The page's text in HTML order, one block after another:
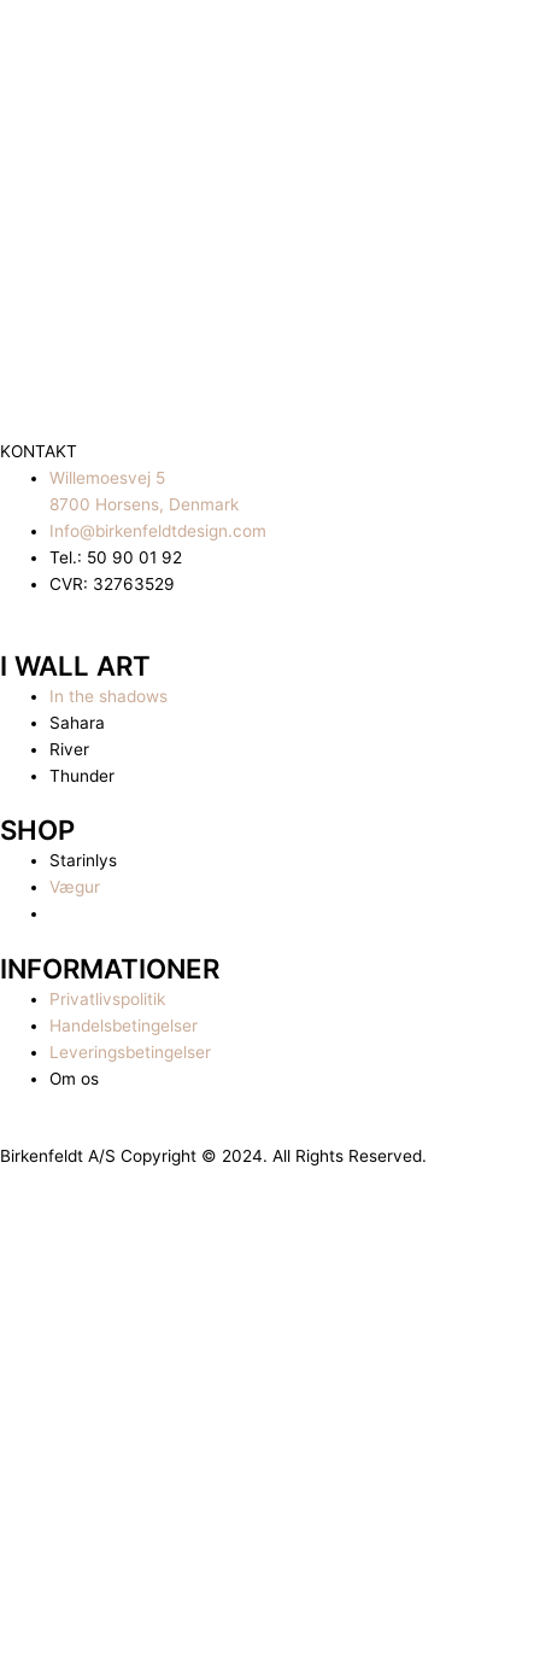
KONTAKT
Willemoesvej 5
8700 Horsens, Denmark
Info@birkenfeldtdesign.com
Tel.: 50 90 01 92
CVR: 32763529
I WALL ART
In the shadows
Sahara
River
Thunder
SHOP
Starinlys
Vægur
INFORMATIONER
Privatlivspolitik
Handelsbetingelser
Leveringsbetingelser
Om os
Birkenfeldt A/S Copyright © 2024. All Rights Reserved.